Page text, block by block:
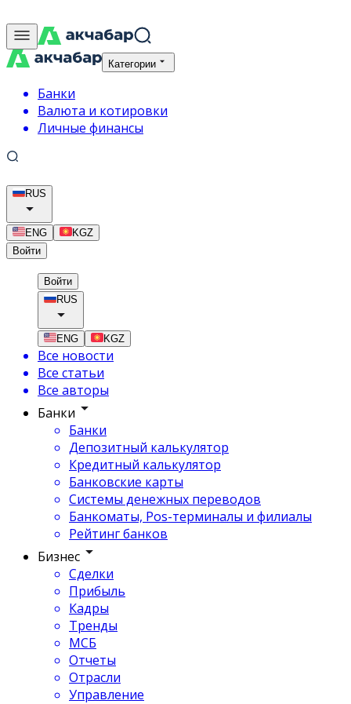
Категории
Банки
Валюта и котировки
Личные финансы
RUS
ENG
KGZ
Войти
Войти
RUS
ENG KGZ
Все новости
Все статьи
Все авторы
Банки
Банки
Депозитный калькулятор
Кредитный калькулятор
Банковские карты
Системы денежных переводов
Банкоматы, Pos-терминалы и филиалы
Рейтинг банков
Бизнес
Сделки
Прибыль
Кадры
Тренды
МСБ
Отчеты
Отрасли
Управление